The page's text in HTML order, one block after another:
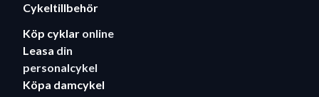
Cykeltillbehör
Köp cyklar online
Leasa din
personalcykel
Köpa damcykel